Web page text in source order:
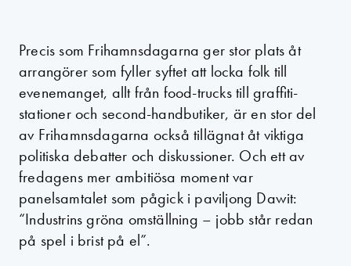
Precis som Frihamnsdagarna ger stor plats åt
arrangörer som fyller syftet att locka folk till
evenemanget, allt från food-trucks till graffiti-
stationer och second-handbutiker, är en stor del
av Frihamnsdagarna också tillägnat åt viktiga
politiska debatter och diskussioner. Och ett av
fredagens mer ambitiösa moment var
panelsamtalet som pågick i paviljong Dawit:
“Industrins gröna omställning – jobb står redan
på spel i brist på el”.